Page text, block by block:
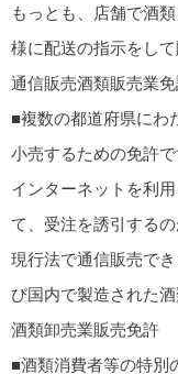
もっとも、店舗で酒
様に配送の指示をし
通信販売酒類販売業
■複数の都道府県にわ
小売するための免許で
インターネットを利
て、受注を誘引するの
現行法で通信販売で
び国内で製造された
酒類卸売業販売免許
■酒類消費者等の特別